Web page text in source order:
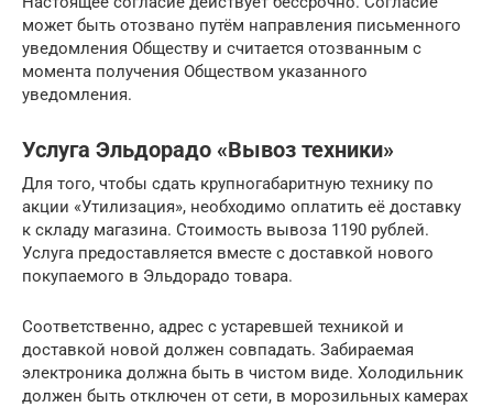
может быть отозвано путём направления письменного
уведомления Обществу и считается отозванным с
момента получения Обществом указанного
уведомления.
Услуга Эльдорадо «Вывоз техники»
Для того, чтобы сдать крупногабаритную технику по
акции «Утилизация», необходимо оплатить её доставку
к складу магазина. Стоимость вывоза 1190 рублей.
Услуга предоставляется вместе с доставкой нового
покупаемого в Эльдорадо товара.
Соответственно, адрес с устаревшей техникой и
доставкой новой должен совпадать. Забираемая
электроника должна быть в чистом виде. Холодильник
должен быть отключен от сети, в морозильных камерах